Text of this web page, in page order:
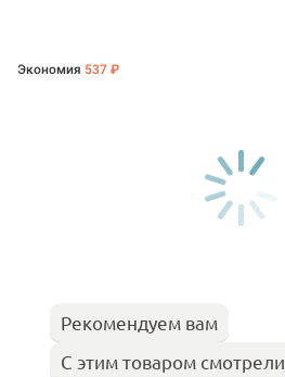
Экономия 537 ₽
Рекомендуем вам
С этим товаром смотрели